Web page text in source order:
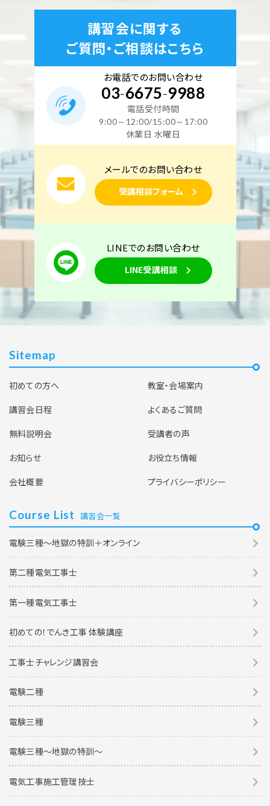
講習会に関する
ご質問・ご相談はこちら
お電話でのお問い合わせ
03-6675-9988
電話受付時間
9:00～12:00/15:00～17:00
休業日 水曜日
メールでのお問い合わせ
受講相談フォーム
LINEでのお問い合わせ
LINE受講相談
Sitemap
初めての方へ
教室・会場案内
講習会日程
よくあるご質問
無料説明会
受講者の声
お知らせ
お役立ち情報
会社概要
プライバシーポリシー
Course List 講習会一覧
電験三種～地獄の特訓＋オンライン
第二種電気工事士
第一種電気工事士
初めての！でんき工事 体験講座
工事士チャレンジ講習会
電験二種
電験三種
電験三種〜地獄の特訓〜
電気工事施工管理技士